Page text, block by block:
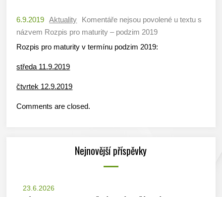
6.9.2019 Aktuality Komentáře nejsou povolené u textu s
názvem Rozpis pro maturity – podzim 2019
Rozpis pro maturity v termínu podzim 2019:
středa 11.9.2019
čtvrtek 12.9.2019
Comments are closed.
Nejnovější příspěvky
23.6.2026